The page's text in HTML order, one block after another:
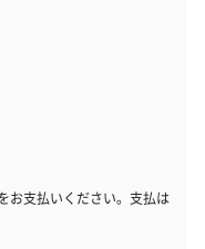
お支払いください。支払は